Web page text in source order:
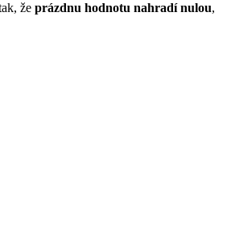
že prázdnu hodnotu nahradí nulou,